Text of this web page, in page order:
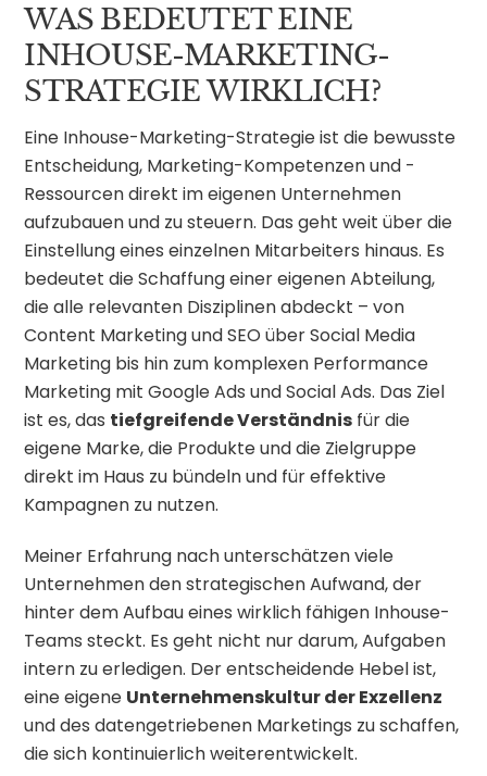
WAS BEDEUTET EINE
INHOUSE-MARKETING-
STRATEGIE WIRKLICH?
Eine Inhouse-Marketing-Strategie ist die bewusste
Entscheidung, Marketing-Kompetenzen und -
Ressourcen direkt im eigenen Unternehmen
aufzubauen und zu steuern. Das geht weit über die
Einstellung eines einzelnen Mitarbeiters hinaus. Es
bedeutet die Schaffung einer eigenen Abteilung,
die alle relevanten Disziplinen abdeckt – von
Content Marketing und SEO über Social Media
Marketing bis hin zum komplexen Performance
Marketing mit Google Ads und Social Ads. Das Ziel
ist es, das tiefgreifende Verständnis für die
eigene Marke, die Produkte und die Zielgruppe
direkt im Haus zu bündeln und für effektive
Kampagnen zu nutzen.
Meiner Erfahrung nach unterschätzen viele
Unternehmen den strategischen Aufwand, der
hinter dem Aufbau eines wirklich fähigen Inhouse-
Teams steckt. Es geht nicht nur darum, Aufgaben
intern zu erledigen. Der entscheidende Hebel ist,
eine eigene Unternehmenskultur der Exzellenz
und des datengetriebenen Marketings zu schaffen,
die sich kontinuierlich weiterentwickelt.